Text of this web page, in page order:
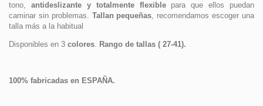
tono, antideslizante y totalmente flexible para que ellos puedan
caminar sin problemas. Tallan pequeñas, recomendamos escoger una
talla más a la habitual
Disponibles en 3 colores. Rango de tallas ( 27-41).
100% fabricadas en ESPAÑA.